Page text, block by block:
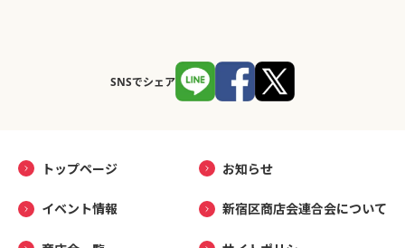
SNSでシェア
トップページ お知らせ
イベント情報 新宿区商店会連合会について